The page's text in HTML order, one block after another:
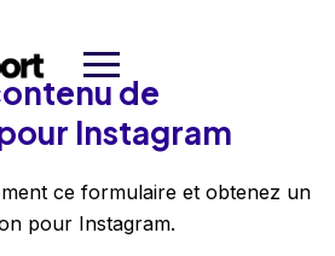
de
Instagram
ce formulaire et obtenez un
pour Instagram.